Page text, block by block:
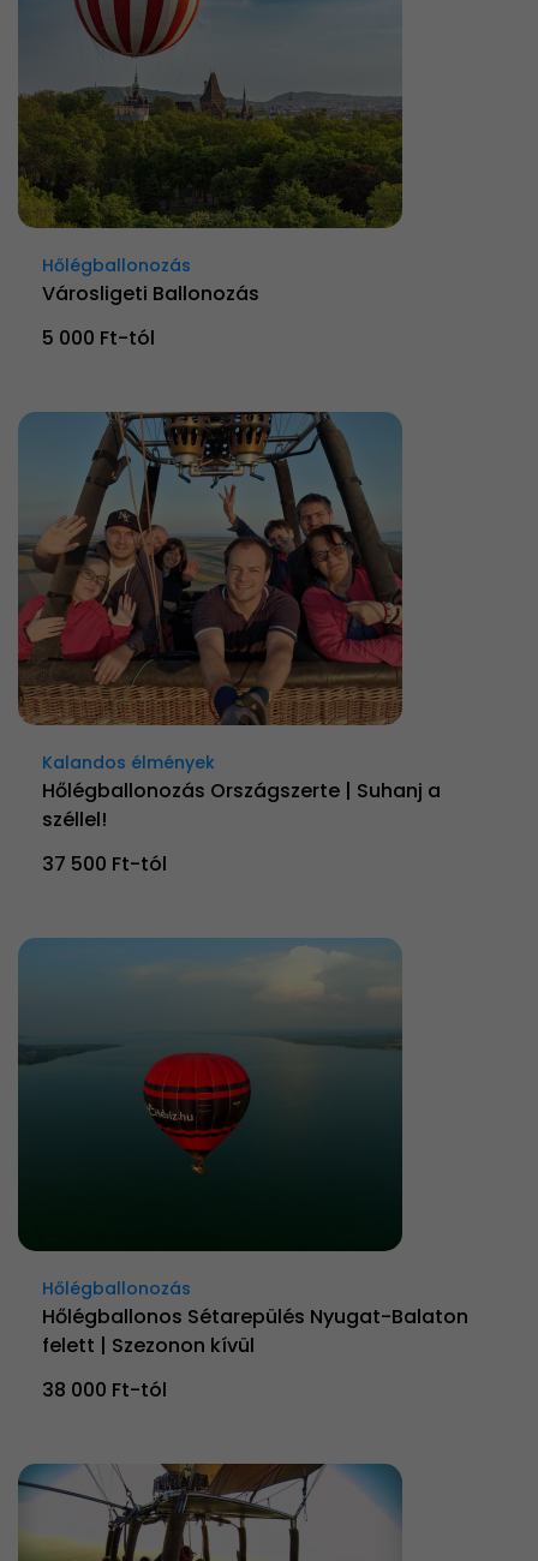
Hőlégballonozás
Városligeti Ballonozás
5 000 Ft-tól
Kalandos élmények
Hőlégballonozás Országszerte | Suhanj a
széllel!
37 500 Ft-tól
Hőlégballonozás
Hőlégballonos Sétarepülés Nyugat-Balaton
felett | Szezonon kívül
38 000 Ft-tól